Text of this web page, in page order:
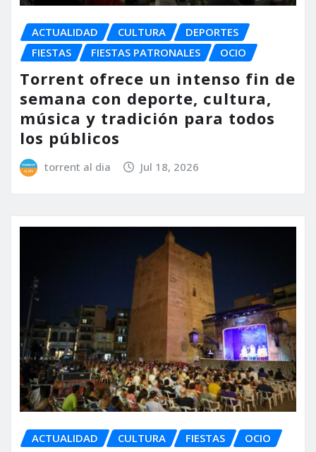
ACTUALIDAD CULTURA
DEPORTES
FIESTAS
FIESTAS PATRONALES OCIO
Torrent ofrece un intenso fin de
semana con deporte, cultura,
música y tradición para todos
los públicos
torrent al dia Jul 18, 2026
ACTUALIDAD CULTURA FIESTAS OCIO